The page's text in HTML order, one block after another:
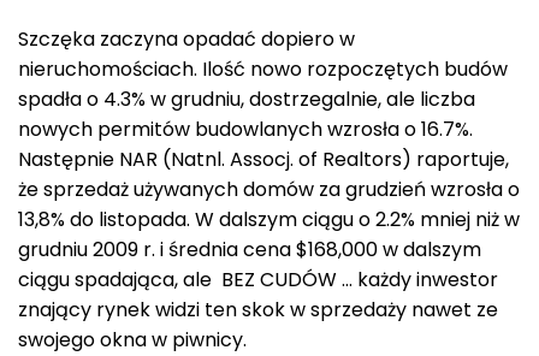
Szczęka zaczyna opadać dopiero w
nieruchomościach. Ilość nowo rozpoczętych budów
spadła o 4.3% w grudniu, dostrzegalnie, ale liczba
nowych permitów budowlanych wzrosła o 16.7%.
Następnie NAR (Natnl. Assocj. of Realtors) raportuje,
że sprzedaż używanych domów za grudzień wzrosła o
13,8% do listopada. W dalszym ciągu o 2.2% mniej niż w
grudniu 2009 r. i średnia cena $168,000 w dalszym
ciągu spadająca, ale BEZ CUDÓW … każdy inwestor
znający rynek widzi ten skok w sprzedaży nawet ze
swojego okna w piwnicy.